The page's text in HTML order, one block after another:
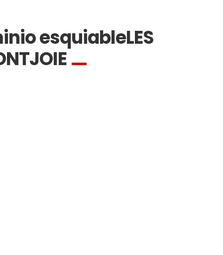
esquiableLES